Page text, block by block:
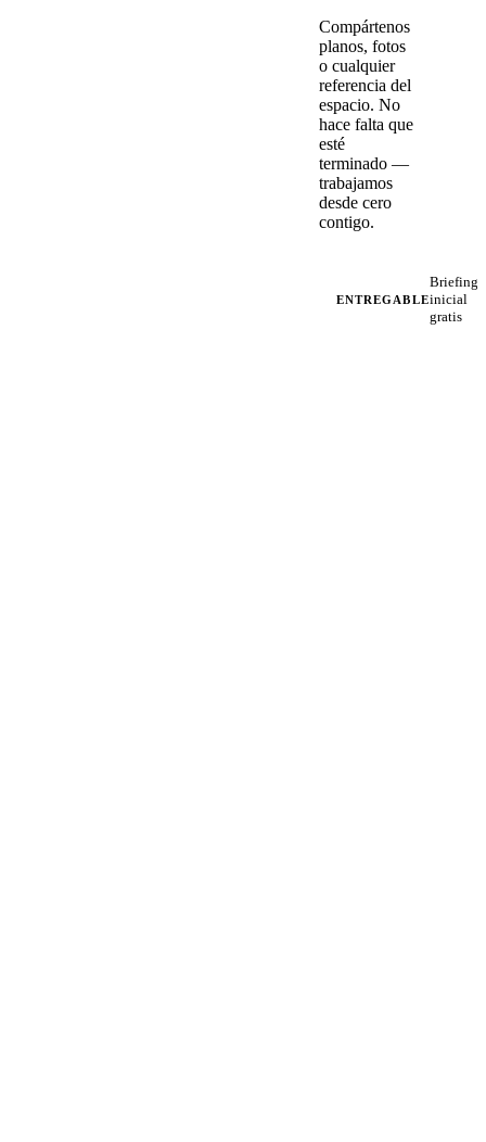
Compártenos
planos, fotos
o cualquier
referencia del
espacio. No
hace falta que
esté
terminado —
trabajamos
desde cero
contigo.
ENTREGABLE
Briefing
inicial
gratis